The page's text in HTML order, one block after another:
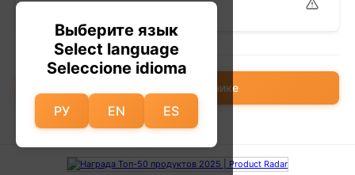
Показать в Источнике
Выберите язык
Select language
Seleccione idioma
РУ EN ES